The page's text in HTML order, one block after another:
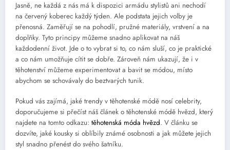
Jasně, ne každá z nás má k dispozici armádu stylistů ani nechodí
na červený koberec každý týden. Ale podstata jejich volby je
přenosná. Zaměřují se na pohodlí, pružné materiály, vrstvení a na
doplňky. Tyto principy můžeme snadno aplikovat na náš
každodenní život. Jde o to vybrat si to, co nám sluší, co je praktické
a co nám umožňuje cítit se dobře. Zároveň nám ukazují, že i v
těhotenství můžeme experimentovat a bavit se módou, místo
abychom se schovávaly do beztvarých tunik.
Pokud vás zajímá, jaké trendy v těhotenské módě nosí celebrity,
doporučujeme si přečíst náš článek o těhotenské módě hvězd, který
najdete na tomto odkazu: těhotenská móda hvězd. V článku se
dozvíte, jaké kousky si oblíbily známé osobnosti a jak můžete jejich
styl snadno přenést do svého šatníku.